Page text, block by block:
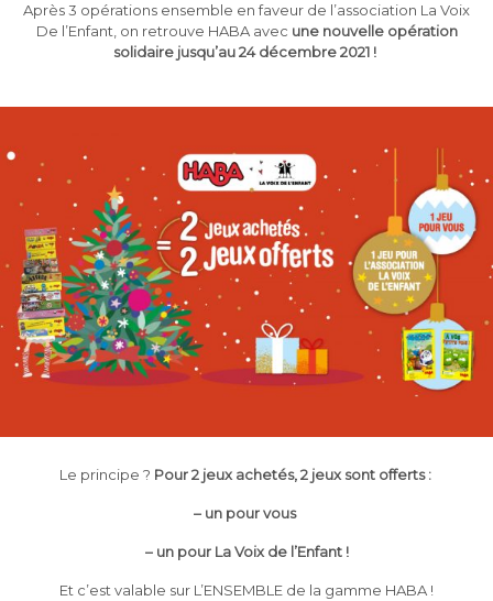
Après 3 opérations ensemble en faveur de l’association La Voix
De l’Enfant, on retrouve HABA avec une nouvelle opération
solidaire jusqu’au 24 décembre 2021 !
Le principe ? Pour 2 jeux achetés, 2 jeux sont offerts :
– un pour vous
– un pour La Voix de l’Enfant !
Et c’est valable sur L’ENSEMBLE de la gamme HABA !